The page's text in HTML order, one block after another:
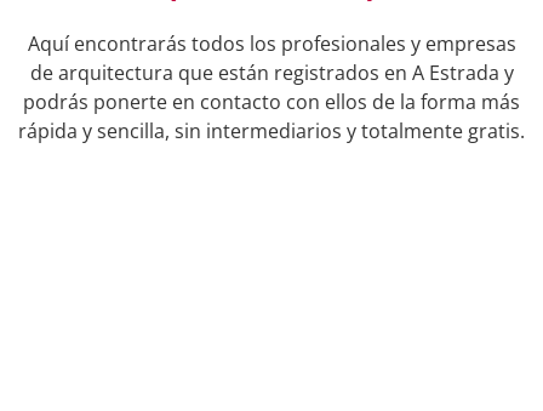
Aquí encontrarás todos los profesionales y empresas
de arquitectura que están registrados en A Estrada y
podrás ponerte en contacto con ellos de la forma más
rápida y sencilla, sin intermediarios y totalmente gratis.